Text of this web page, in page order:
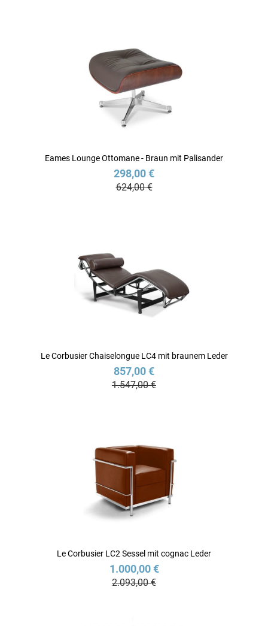
Eames Lounge Ottomane - Braun mit Palisander
298,00 €
624,00 €
Le Corbusier Chaiselongue LC4 mit braunem Leder
857,00 €
1.547,00 €
Le Corbusier LC2 Sessel mit cognac Leder
1.000,00 €
2.093,00 €